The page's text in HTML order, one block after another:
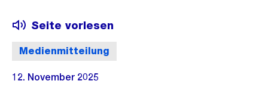
Medienmitteilung
Seite vorlesen
12. November 2025